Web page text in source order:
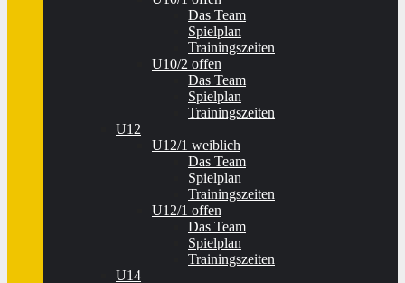
Das Team
Spielplan
Trainingszeiten
U10/2 offen
Das Team
Spielplan
Trainingszeiten
U12
U12/1 weiblich
Das Team
Spielplan
Trainingszeiten
U12/1 offen
Das Team
Spielplan
Trainingszeiten
U14